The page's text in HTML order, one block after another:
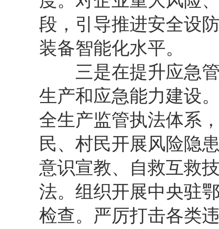
段，引导推进安全设
装备智能化水平。
三是在提升应急管
生产和应急能力建设
全生产监管执法体系
民、村民开展风险隐
意识宣教、自救互救
法。组织开展中央驻
检查。严厉打击各类